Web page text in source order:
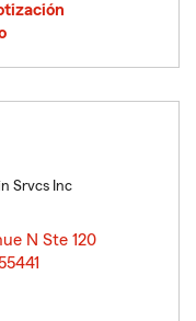
Srvcs Inc
N Ste 120